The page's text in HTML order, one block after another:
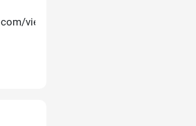
view/ukrainianairforce